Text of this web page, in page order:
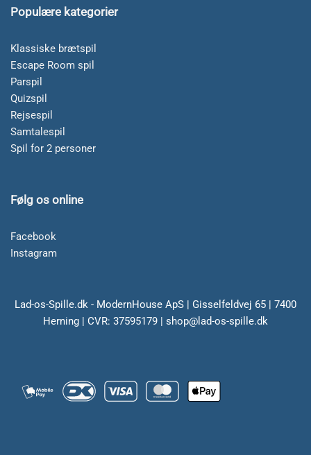
Populære kategorier
Klassiske brætspil
Escape Room spil
Parspil
Quizspil
Rejsespil
Samtalespil
Spil for 2 personer
Følg os online
Facebook
Instagram
Lad-os-Spille.dk - ModernHouse ApS | Gisselfeldvej 65 | 7400
Herning | CVR: 37595179 | shop@lad-os-spille.dk